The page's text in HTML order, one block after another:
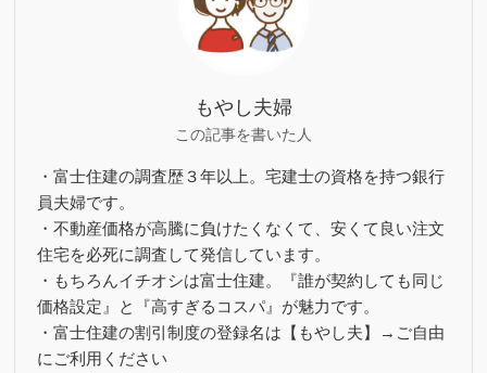
もやし夫婦
この記事を書いた人
・富士住建の調査歴３年以上。宅建士の資格を持つ銀行
員夫婦です。
・不動産価格が高騰に負けたくなくて、安くて良い注文
住宅を必死に調査して発信しています。
・もちろんイチオシは富士住建。『誰が契約しても同じ
価格設定』と『高すぎるコスパ』が魅力です。
・富士住建の割引制度の登録名は【もやし夫】→ご自由
にご利用ください